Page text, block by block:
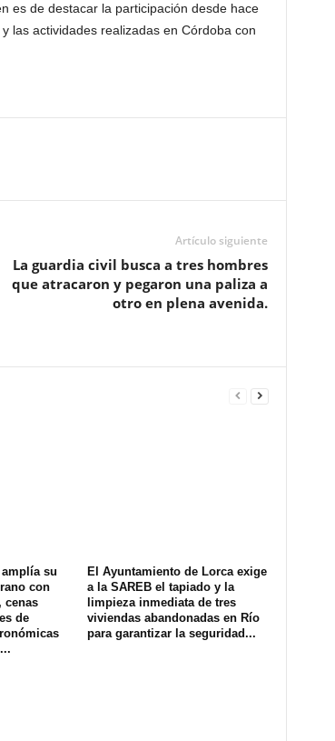
es de destacar la participación desde hace
las actividades realizadas en Córdoba con
Artículo siguiente
La guardia civil busca a tres hombres
que atracaron y pegaron una paliza a
otro en plena avenida.
su
con
cenas
de
El Ayuntamiento de Lorca exige
a la SAREB el tapiado y la
limpieza inmediata de tres
viviendas abandonadas en Río
para garantizar la seguridad...